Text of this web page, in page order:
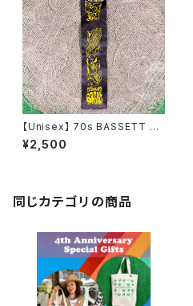
【Unisex】 70s BASSETT OL
YMPIANS リボン付き 缶バッジ
/バッジ バッチ バッヂ 古着 70年
¥2,500
同じカテゴリの商品